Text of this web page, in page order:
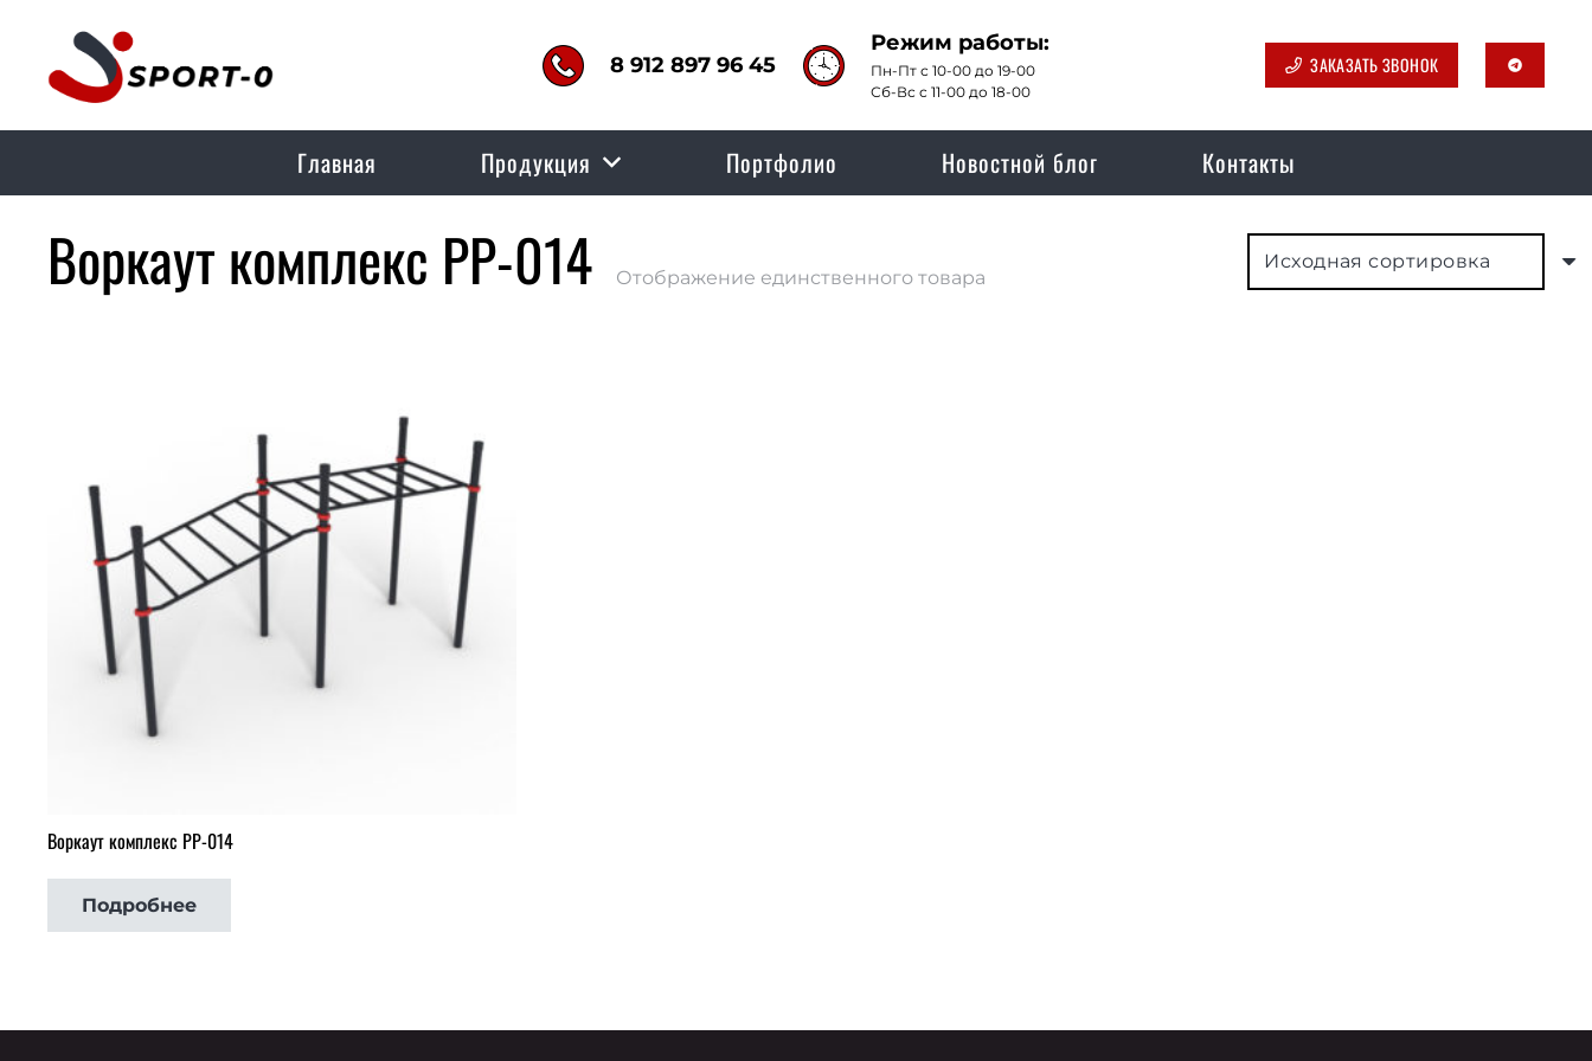
8 912 897 96 45
Режим работы:
Пн-Пт с 10-00 до 19-00
Сб-Вс с 11-00 до 18-00
ЗАКАЗАТЬ ЗВОНОК telegram
Главная Продукция Портфолио Новостной блог Контакты
Воркаут комплекс РР-014 Отображение единственного товара
Воркаут комплекс РР-014
Подробнее